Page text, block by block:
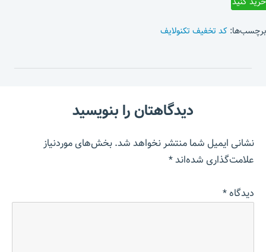
برچسب‌ها: کد تخفیف تکنولایف
دیدگاهتان را بنویسید
نشانی ایمیل شما منتشر نخواهد شد.بخش‌های موردنیاز
علامت‌گذاری شده‌اند*
دیدگاه*